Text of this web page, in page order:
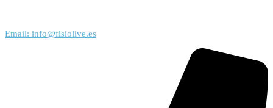
Email: info@fisiolive.es